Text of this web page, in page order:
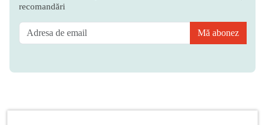
recomandări
Mă abonez